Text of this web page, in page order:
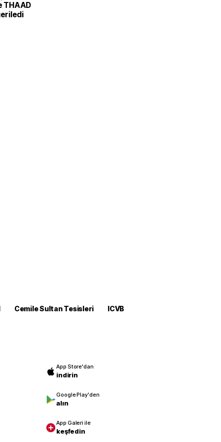
THAAD
Cemile Sultan Tesisleri
ICVB
App Store'dan
indirin
Google Play'den
alın
App Galeri ile
keşfedin